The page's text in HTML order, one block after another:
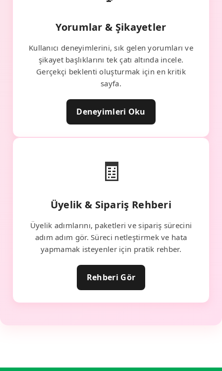
Yorumlar & Şikayetler
Kullanıcı deneyimlerini, sık gelen yorumları ve
şikayet başlıklarını tek çatı altında incele.
Gerçekçi beklenti oluşturmak için en kritik
sayfa.
Deneyimleri Oku
🧾
Üyelik & Sipariş Rehberi
Üyelik adımlarını, paketleri ve sipariş sürecini
adım adım gör. Süreci netleştirmek ve hata
yapmamak isteyenler için pratik rehber.
Rehberi Gör